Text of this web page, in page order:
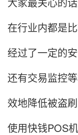
在行业内都是
经过了一定的
还有交易监控
效地降低被盗
使用快钱POS